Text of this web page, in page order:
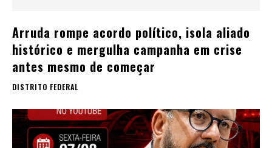
Arruda rompe acordo político, isola aliado
histórico e mergulha campanha em crise
antes mesmo de começar
DISTRITO FEDERAL